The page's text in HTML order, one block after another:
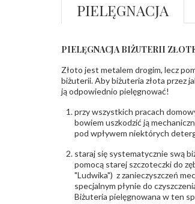
PIELĘGNACJA
PIELĘGNACJA BIŻUTERII
Złoto jest metalem drogim, lecz
biżuterii. Aby biżuteria złota przez
ją odpowiednio pielęgnować!
przy wszystkich pracach
bowiem uszkodzić ją
pod wpływem niektórych
staraj się systematycznie swą
pomocą starej szczoteczki do
"Ludwika") z zanieczyszczeń
specjalnym płynie do
Biżuteria pielęgnowana w ten